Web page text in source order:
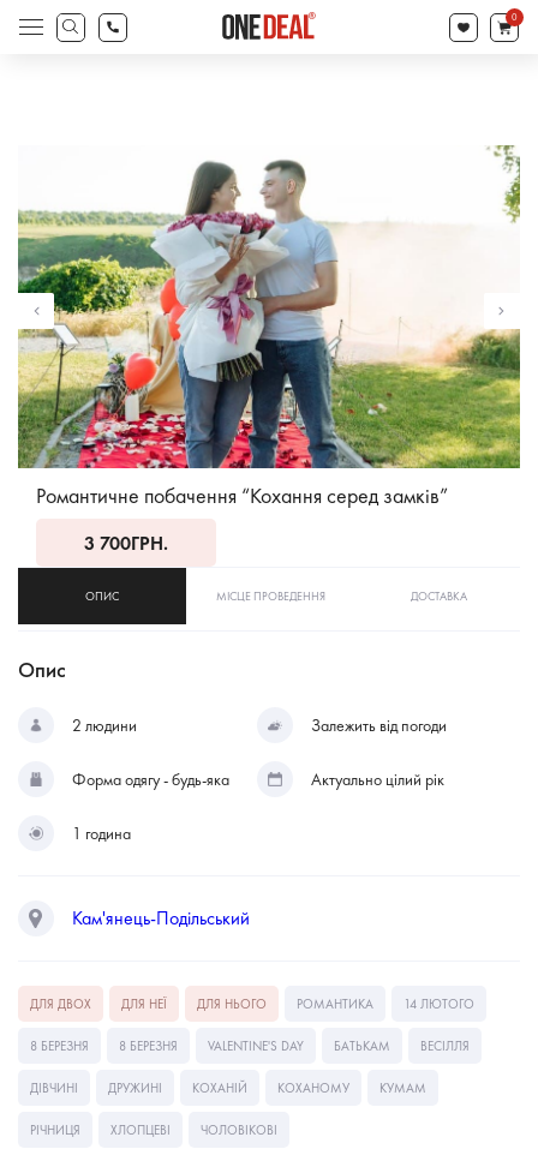
search
Products
search
0
Романтичне побачення “Кохання серед замків”
3 700ГРН.
ОПИС МІСЦЕ ПРОВЕДЕННЯ ДОСТАВКА
Опис
2 людини Залежить від погоди
Форма одягу - будь-яка Актуально цілий рік
1 година
Кам'янець-Подільський
ДЛЯ ДВОХ ДЛЯ НЕЇ ДЛЯ НЬОГО РОМАНТИКА 14 ЛЮТОГО
8 БЕРЕЗНЯ 8 БЕРЕЗНЯ VALENTINE'S DAY БАТЬКАМ ВЕСІЛЛЯ
ДІВЧИНІ ДРУЖИНІ КОХАНІЙ КОХАНОМУ КУМАМ
РІЧНИЦЯ ХЛОПЦЕВІ ЧОЛОВІКОВІ